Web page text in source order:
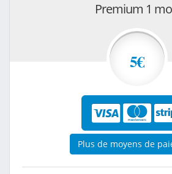
Premium 1
5€
Plus de moyens de